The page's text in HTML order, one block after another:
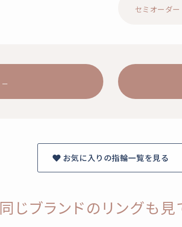
セミオーダ
お気に入りの指輪一覧を見る
同じブランドのリングも見